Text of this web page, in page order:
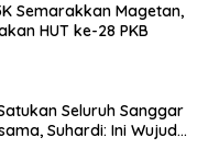
Semarakkan Magetan,
HUT ke-28 PKB
Seluruh Sanggar
Suhardi: Ini Wujud